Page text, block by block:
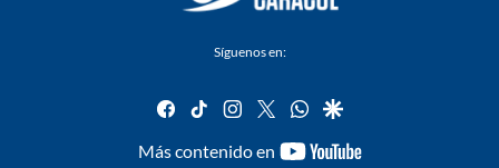
Síguenos en:
facebook
tiktok instagram
twitterwhatsapp
google
Más contenido en
youtube-